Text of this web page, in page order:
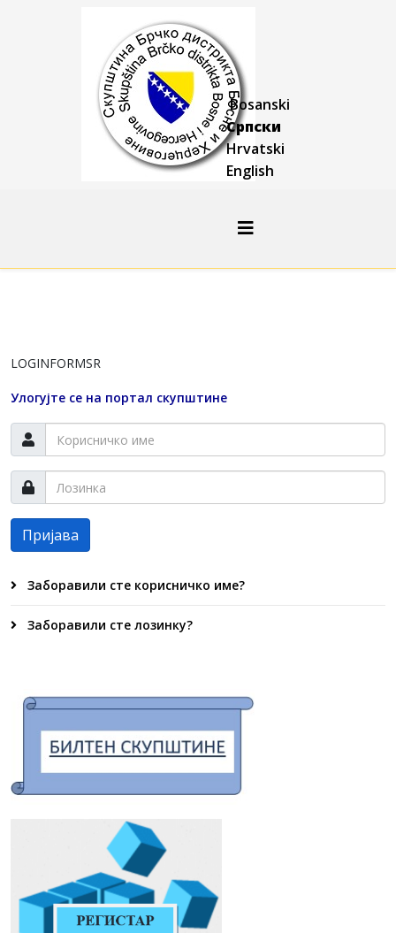
Bosanski
Српски
Hrvatski
English
LOGINFORMSR
Улогујте се на портал скупштине
Пријава
Заборавили сте корисничко име?
Заборавили сте лозинку?